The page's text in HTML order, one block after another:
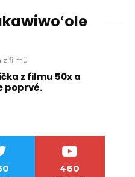
z filmů
z filmu 50x a
poprvé.
460